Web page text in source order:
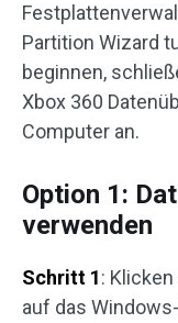
Partition Wizard
beginnen,
Xbox 360
Computer an.
Option 1:
verwenden
Schritt 1:
auf das